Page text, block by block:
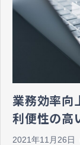
業務効率向
利便性の高
2021年11月26日